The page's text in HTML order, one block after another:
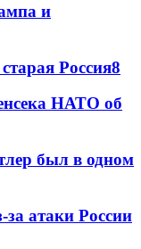
и
Россия8
НАТО об
был в одном
атаки России